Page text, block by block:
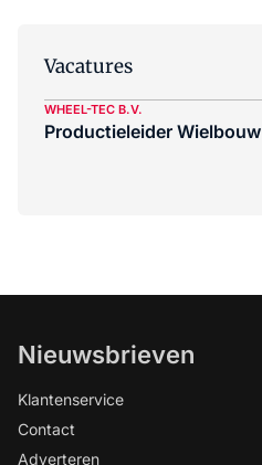
Vacatures
WHEEL-TEC B.V.
Productieleider Wielbouw
Nieuwsbrieven
Klantenservice
Contact
Adverteren